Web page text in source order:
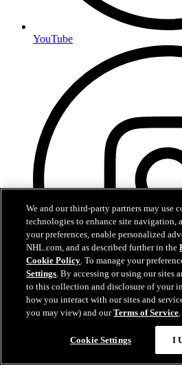
YouTube
We and our third-party partners may use
technologies to enhance site navigation,
your preferences, enable personalized
NHL.com, and as described further in the
Cookie Policy. To manage your
Settings. By accessing or using our sites
to this collection and disclosure of your
how you interact with our sites and
you may view) and ourTerms of Service.
Cookie Settings I